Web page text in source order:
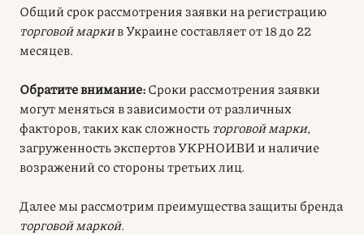
Общий срок рассмотрения заявки на регистрацию
торговой маркив Украине составляет от 18 до 22
месяцев.
Обратите внимание:Сроки рассмотрения заявки
могут меняться в зависимости от различных
факторов, таких как сложность торговой марки,
загруженность экспертов УКРНОИВИ и наличие
возражений со стороны третьих лиц.
Далее мы рассмотрим преимущества защиты бренда
торговой маркой.